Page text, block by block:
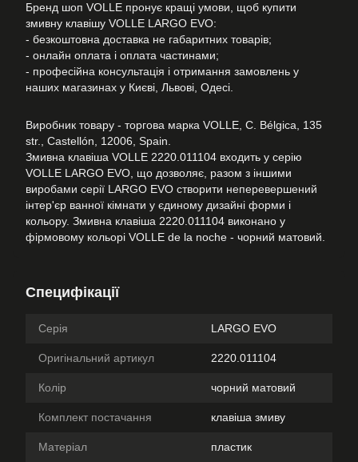
Бренд шоп VOLLE пронує кращі умови, щоб купити
змивну клавішу VOLLE LARGO EVO:
- безкоштовна доставка не габаритних товарів;
- онлайн оплата і оплата частинами;
- професійна консультація і отримання замовлень у
наших магазинах у Києві, Львові, Одесі.
Виробник товару - торгова марка VOLLE, C. Bélgica, 135
str., Castellón, 12006, Spain.
Змивна клавіша VOLLE 2220.011104 входить у серію
VOLLE LARGO EVO, що дозволяє, разом з іншими
виробами серії LARGO EVO створити неперевершений
інтер'єр ванної кімнати у єдиному дизайні форми і
кольору. Змивна клавіша 2220.011104 виконано у
фірмовому кольорі VOLLE de la noche - чорний матовий.
Специфікації
Серія LARGO EVO
Оригінальний артикул 2220.011104
Колір чорний матовий
Комплект постачання клавіша змиву
Матеріал пластик